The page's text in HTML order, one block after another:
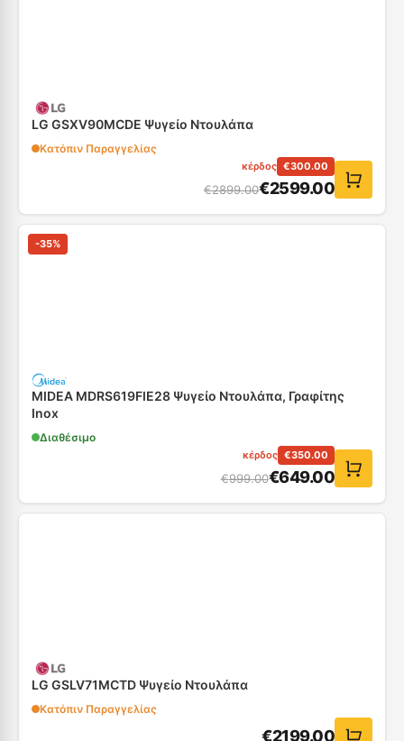
LG GSXV90MCDE Ψυγείο Ντουλάπα
Κατόπιν Παραγγελίας
κέρδος €300.00
€2899.00€2599.00
-35%
MIDEA MDRS619FIE28 Ψυγείο Ντουλάπα, Γραφίτης
Inox
Διαθέσιμο
κέρδος €350.00
€999.00€649.00
LG GSLV71MCTD Ψυγείο Ντουλάπα
Κατόπιν Παραγγελίας
€2199.00